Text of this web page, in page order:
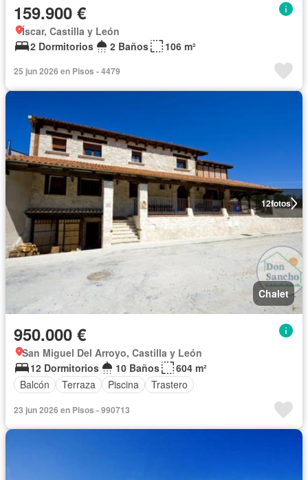
159.900 €
Íscar, Castilla y León
2 Dormitorios
2 Baños 106 m²
25 jun 2026 en Pisos - 4479
12fotos
Chalet
950.000 €
San Miguel Del Arroyo, Castilla y León
12 Dormitorios
10 Baños
604 m²
Balcón
Terraza Piscina Trastero
23 jun 2026 en Pisos - 990713